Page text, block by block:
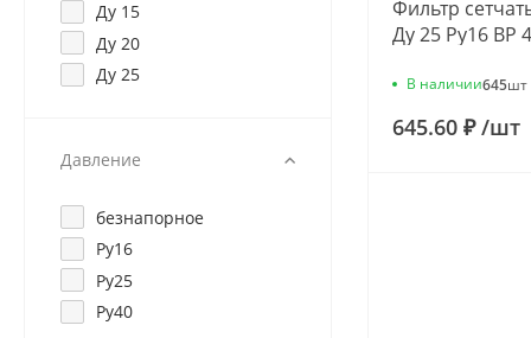
Ду 15
Ду 20
Ду 25
Давление
безнапорное
Ру16
Ру25
Ру40
Фильтр
Ду 25 Ру16 ВР
В наличии645шт
645.60 ₽/шт